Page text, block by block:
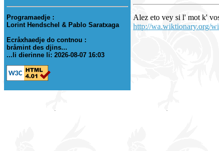
Programaedje :
Lorint Hendschel & Pablo Saratxaga
Ecråxhaedje do contnou :
bråmint des djins...
...li dierinne li: 2026-08-07 16:03
Alez eto vey si l' mot k'
http://wa.wiktionary.org/